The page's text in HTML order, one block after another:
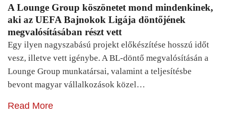
A Lounge Group köszönetet mond mindenkinek,
aki az UEFA Bajnokok Ligája döntőjének
megvalósításában részt vett
Egy ilyen nagyszabású projekt előkészítése hosszú időt
vesz, illetve vett igénybe. A BL-döntő megvalósításán a
Lounge Group munkatársai, valamint a teljesítésbe
bevont magyar vállalkozások közel…
Read More